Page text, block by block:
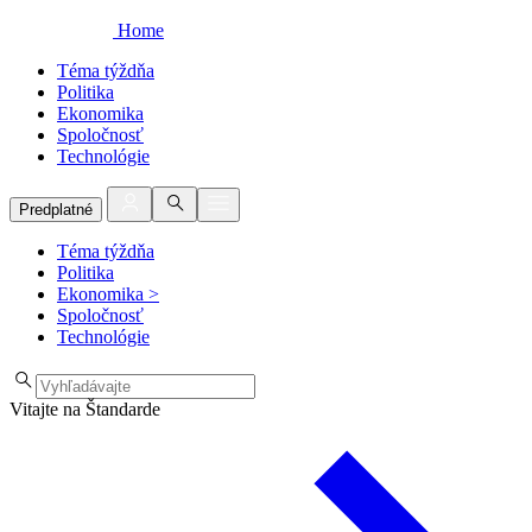
Home
Téma týždňa
Politika
Ekonomika
Spoločnosť
Technológie
Predplatné
Téma týždňa
Politika
Ekonomika >
Spoločnosť
Technológie
Vitajte na Štandarde